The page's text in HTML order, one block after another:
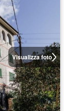
Visualizza foto